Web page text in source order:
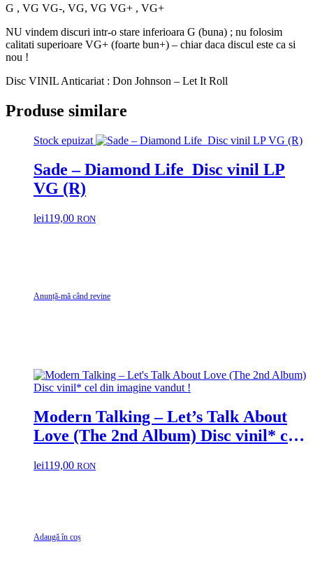
G , VG VG-, VG, VG VG+ , VG+
NU vindem discuri intr-o stare inferioara G (buna) ; nu folosim
calitati superioare VG+ (foarte bun+) – chiar daca discul este ca si
nou !
Disc VINIL Anticariat : Don Johnson – Let It Roll
Produse similare
Stock epuizat
Sade – Diamond Life Disc vinil LP
VG (R)
lei119,00 RON
Anunță-mă când revine
Modern Talking – Let’s Talk About
Love (The 2nd Album) Disc vinil* cel
lei119,00 RON
Adaugă în coș